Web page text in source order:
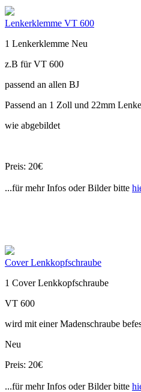
Lenkerklemme VT 600
1 Lenkerklemme Neu
z.B für VT 600
passend an allen BJ
Passend an 1 Zoll und 22mm
wie abgebildet
Preis: 20€
...für mehr Infos oder Bilder bitte
Cover Lenkkopfschraube
1 Cover Lenkkopfschraube
VT 600
wird mit einer Madenschraube
Neu
Preis: 20€
...für mehr Infos oder Bilder bitte